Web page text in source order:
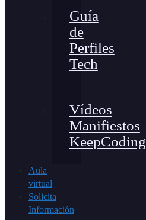
Guía
de
Perfiles
Tech
Vídeos
Manifiestos
KeepCoding
Aula
virtual
Solicita
Información